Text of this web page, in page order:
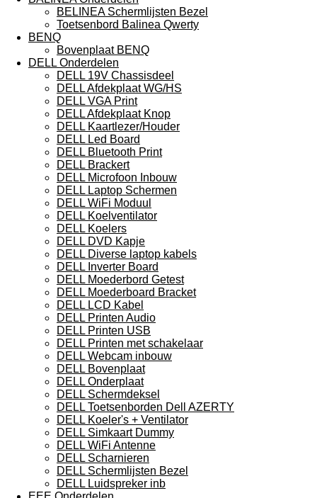
BELINEA Schermlijsten Bezel
Toetsenbord Balinea Qwerty
BENQ
Bovenplaat BENQ
DELL Onderdelen
DELL 19V Chassisdeel
DELL Afdekplaat WG/HS
DELL VGA Print
DELL Afdekplaat Knop
DELL Kaartlezer/Houder
DELL Led Board
DELL Bluetooth Print
DELL Brackert
DELL Microfoon Inbouw
DELL Laptop Schermen
DELL WiFi Moduul
DELL Koelventilator
DELL Koelers
DELL DVD Kapje
DELL Diverse laptop kabels
DELL Inverter Board
DELL Moederbord Getest
DELL Moederboard Bracket
DELL LCD Kabel
DELL Printen Audio
DELL Printen USB
DELL Printen met schakelaar
DELL Webcam inbouw
DELL Bovenplaat
DELL Onderplaat
DELL Schermdeksel
DELL Toetsenborden Dell AZERTY
DELL Koeler's + Ventilator
DELL Simkaart Dummy
DELL WiFi Antenne
DELL Scharnieren
DELL Schermlijsten Bezel
DELL Luidspreker inb